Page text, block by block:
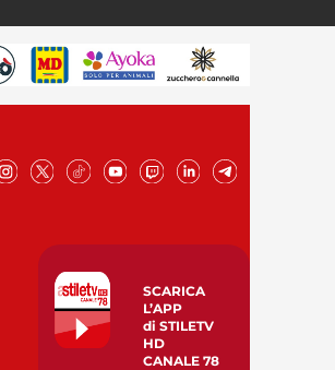
SCARICA
L’APP
di STILETV
HD
CANALE 78